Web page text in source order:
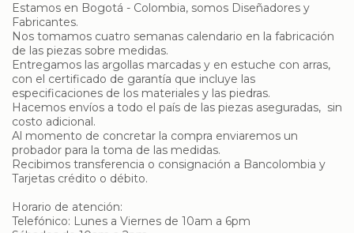
Estamos en Bogotá - Colombia, somos Diseñadores y
Fabricantes.
Nos tomamos cuatro semanas calendario en la fabricación
de las piezas sobre medidas.
Entregamos las argollas marcadas y en estuche con arras,
con el certificado de garantía que incluye las
especificaciones de los materiales y las piedras.
Hacemos envíos a todo el país de las piezas aseguradas, sin
costo adicional.
Al momento de concretar la compra enviaremos un
probador para la toma de las medidas.
Recibimos transferencia o consignación a Bancolombia y
Tarjetas crédito o débito.
Horario de atención:
Telefónico: Lunes a Viernes de 10am a 6pm